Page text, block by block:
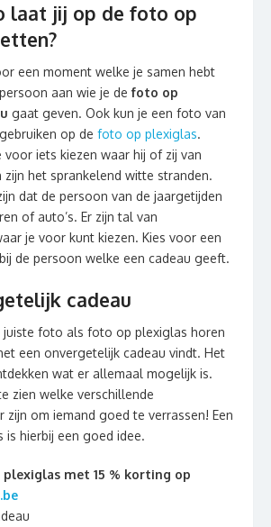
laat jij op de foto op
een moment welke je samen hebt
aan wie je de foto op
gaat geven. Ook kun je een foto van
op de foto op plexiglas.
voor iets kiezen waar hij of zij van
zijn het sprankelend witte stranden.
dat de persoon van de jaargetijden
of auto’s. Er zijn tal van
je voor kunt kiezen. Kies voor een
de persoon welke een cadeau geeft.
cadeau
juiste foto als foto op plexiglas horen
een onvergetelijk cadeau vindt. Het
wat er allemaal mogelijk is.
zien welke verschillende
zijn om iemand goed te verrassen! Een
hierbij een goed idee.
met 15 % korting op